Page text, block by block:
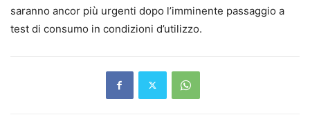
saranno ancor più urgenti dopo l’imminente passaggio a
test di consumo in condizioni d’utilizzo.